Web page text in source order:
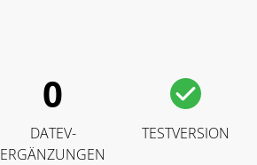
0
DATEV-
ERGÄNZUNGEN
TESTVERSION